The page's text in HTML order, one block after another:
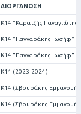
ΔΙΟΡΓΆΝΩΣΗ
Κ14 "Καρατζής
Κ14 "Γιανναράκης Ιωσήφ"
Κ14 "Γιανναράκης Ιωσήφ"
Κ14 (2023-2024)
Κ14 (Σβουράκης
Κ14 (Σβουράκης